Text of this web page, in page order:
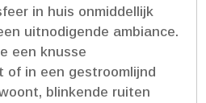
in huis onmiddellijk
uitnodigende ambiance.​
een knusse
of in een gestroomlijnd
blinkende ruiten